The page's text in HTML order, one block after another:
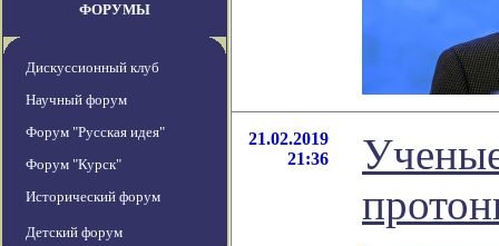
ФОРУМЫ
Дискуссионный клуб
Научный форум
Форум "Русская идея"
Форум "Курск"
Исторический форум
Детский форум
21.02.2019
21:36